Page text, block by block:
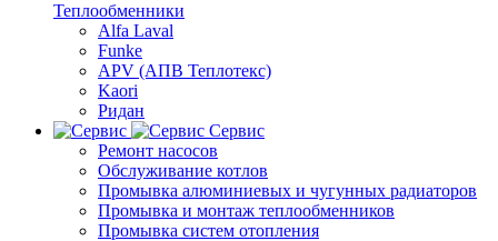
Теплообменники
Alfa Laval
Funke
APV (АПВ Теплотекс)
Kaori
Ридан
Сервис
Ремонт насосов
Обслуживание котлов
Промывка алюминиевых и чугунных радиаторов
Промывка и монтаж теплообменников
Промывка систем отопления